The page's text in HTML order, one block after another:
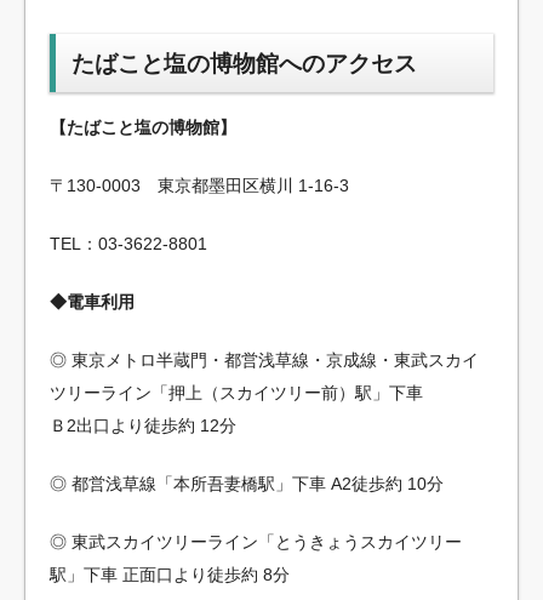
たばこと塩の博物館へのアクセス
【たばこと塩の博物館】
〒130-0003 東京都墨田区横川 1-16-3
TEL：03-3622-8801
◆電車利用
◎ 東京メトロ半蔵門・都営浅草線・京成線・東武スカイ
ツリーライン「押上（スカイツリー前）駅」下車
Ｂ2出口より徒歩約 12分
◎ 都営浅草線「本所吾妻橋駅」下車 A2徒歩約 10分
◎ 東武スカイツリーライン「とうきょうスカイツリー
駅」下車 正面口より徒歩約 8分